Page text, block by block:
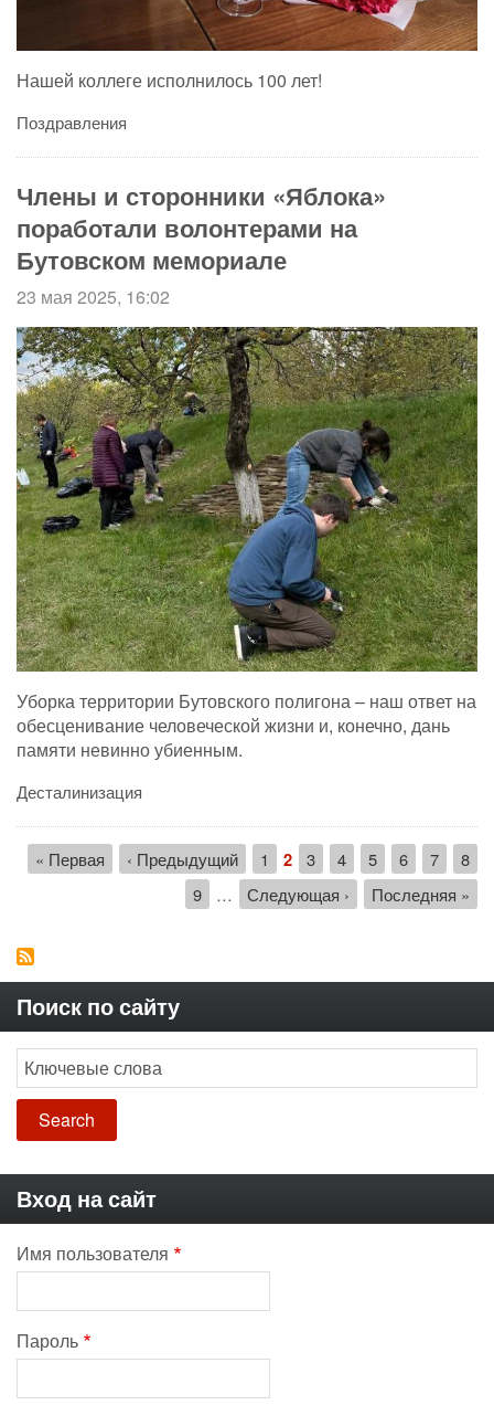
Нашей коллеге исполнилось 100 лет!
Поздравления
Члены и сторонники «Яблока»
поработали волонтерами на
Бутовском мемориале
23 мая 2025, 16:02
Уборка территории Бутовского полигона – наш ответ на
обесценивание человеческой жизни и, конечно, дань
памяти невинно убиенным.
Десталинизация
Нумерация
страниц
Первая
« Первая ←
‹ Предыдущий Страница
1
Текущая
страница
2 Страница
3 Страница
4 Страница
5 Страница
6 7
8
Страница
9 …
Следующая
Следующая ›
Последняя
Последняя »
Поиск по сайту
Search
Вход на сайт
Имя пользователя
Пароль